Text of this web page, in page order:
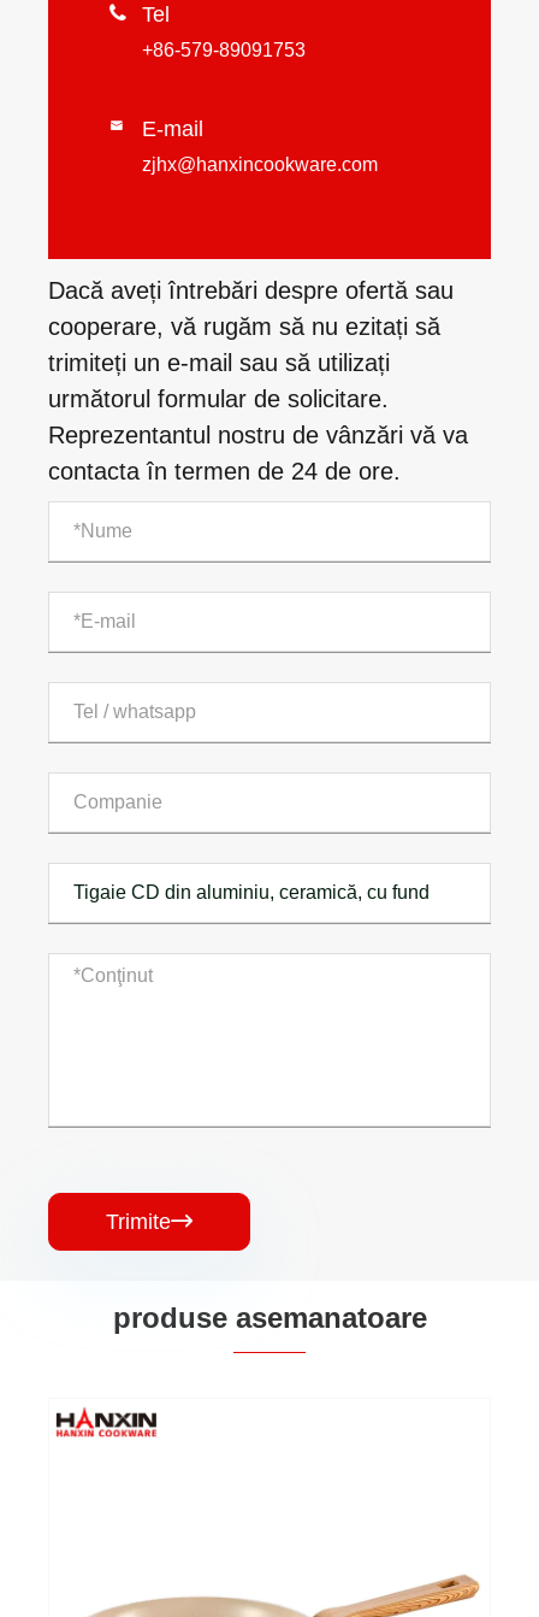
 Tel
+86-579-89091753
 E-mail
zjhx@hanxincookware.com
Dacă aveți întrebări despre ofertă sau
cooperare, vă rugăm să nu ezitați să
trimiteți un e-mail sau să utilizați
următorul formular de solicitare.
Reprezentantul nostru de vânzări vă va
contacta în termen de 24 de ore.
Trimite
produse asemanatoare